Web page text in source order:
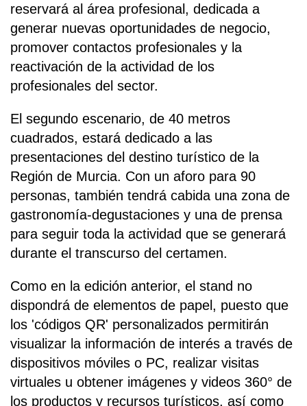
reservará al área profesional, dedicada a
generar nuevas oportunidades de negocio,
promover contactos profesionales y la
reactivación de la actividad de los
profesionales del sector.
El segundo escenario, de 40 metros
cuadrados, estará dedicado a las
presentaciones del destino turístico de la
Región de Murcia. Con un aforo para 90
personas, también tendrá cabida una zona de
gastronomía-degustaciones y una de prensa
para seguir toda la actividad que se generará
durante el transcurso del certamen.
Como en la edición anterior, el stand no
dispondrá de elementos de papel, puesto que
los 'códigos QR' personalizados permitirán
visualizar la información de interés a través de
dispositivos móviles o PC, realizar visitas
virtuales u obtener imágenes y videos 360° de
los productos y recursos turísticos, así como